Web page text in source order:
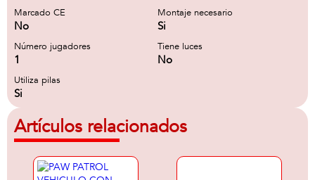
Marcado CE
No
Montaje necesario
Si
Número jugadores
1
Tiene luces
No
Utiliza pilas
Si
Artículos relacionados